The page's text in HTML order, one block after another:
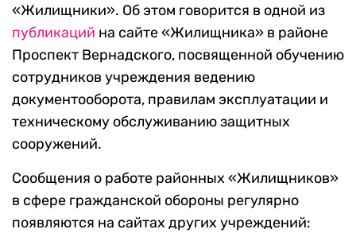
«Жилищники». Об этом говорится в одной из
публикаций на сайте «Жилищника» в районе
Проспект Вернадского, посвященной обучению
сотрудников учреждения ведению
документооборота, правилам эксплуатации и
техническому обслуживанию защитных
сооружений.
Сообщения о работе районных «Жилищников»
в сфере гражданской обороны регулярно
появляются на сайтах других учреждений: